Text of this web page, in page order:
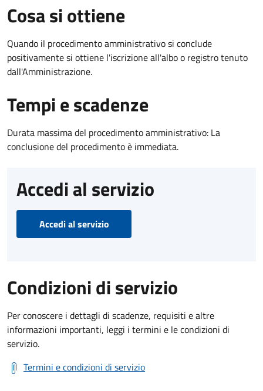
Cosa si ottiene
Quando il procedimento amministrativo si conclude
positivamente si ottiene l'iscrizione all'albo o registro tenuto
dall'Amministrazione.
Tempi e scadenze
Durata massima del procedimento amministrativo: La
conclusione del procedimento è immediata.
Accedi al servizio
Accedi al servizio
Condizioni di servizio
Per conoscere i dettagli di scadenze, requisiti e altre
informazioni importanti, leggi i termini e le condizioni di
servizio.
Termini e condizioni di servizio